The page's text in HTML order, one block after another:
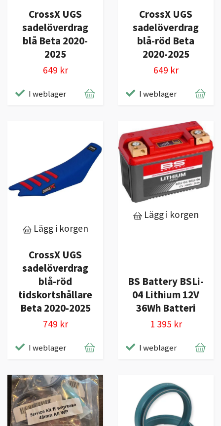
CrossX UGS
sadelöverdrag
blå Beta 2020-
2025
649 kr
I weblager
CrossX UGS
sadelöverdrag
blå-röd Beta
2020-2025
649 kr
I weblager
Lägg i korgen
CrossX UGS
sadelöverdrag
blå-röd
tidskortshållare
Beta 2020-2025
749 kr
I weblager
Lägg i korgen
BS Battery BSLi-
04 Lithium 12V
36Wh Batteri
1 395 kr
I weblager